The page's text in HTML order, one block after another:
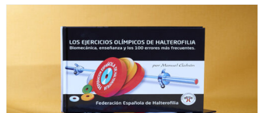
tiene
múltiples
variantes.
Las
opciones
se